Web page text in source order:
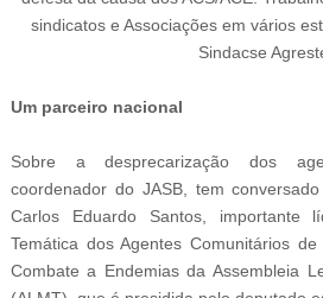
sindicatos e Associações em vários
Sindacse
Um parceiro nacional
Sobre a desprecarização dos
coordenador do JASB, tem
Carlos Eduardo Santos, importante
Temática dos Agentes Comunitários
Combate a Endemias da Assembleia